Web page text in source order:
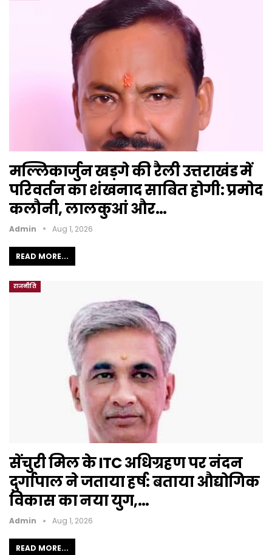
मल्लिकार्जुन खड़गे की रैली उत्तराखंड में
परिवर्तन का शंखनाद साबित होगी: प्रमोद
कलौनी, लालकुआं और…
Admin Aug 1, 2026
READ MORE...
राजनीति
सेंचुरी मिल के ITC अधिग्रहण पर नंदन
दुर्गापाल ने जताया हर्ष: बताया औद्योगिक
विकास का नया युग,…
Admin Aug 1, 2026
READ MORE...